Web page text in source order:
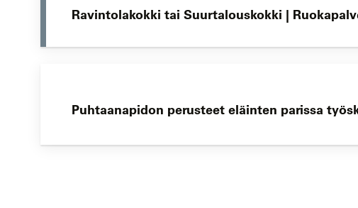
Ravintolakokki tai Suurtalouskokki |
Puhtaanapidon perusteet eläinten parissa